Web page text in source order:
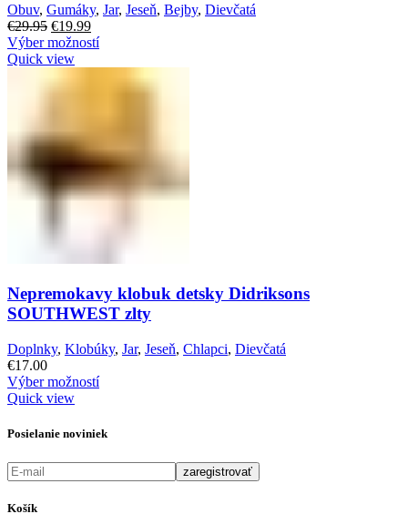
Obuv, Gumáky, Jar, Jeseň, Bejby, Dievčatá
€29.95 €19.99
Výber možností
Quick view
Nepremokavy klobuk detsky Didriksons
SOUTHWEST zlty
Doplnky, Klobúky, Jar, Jeseň, Chlapci, Dievčatá
€17.00
Výber možností
Quick view
Posielanie noviniek
Košík